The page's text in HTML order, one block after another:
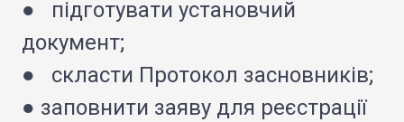
● підготувати установчий
документ;
● скласти Протокол засновників;
● заповнити заяву для реєстрації